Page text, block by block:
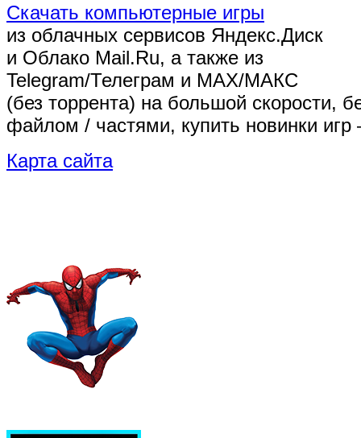
Скачать компьютерные игры
из облачных сервисов Яндекс.Диск
и Облако Mail.Ru, а также из
Telegram/Телеграм и MAX/МАКС
(без торрента) на большой скорости,
файлом / частями, купить новинки
Карта сайта